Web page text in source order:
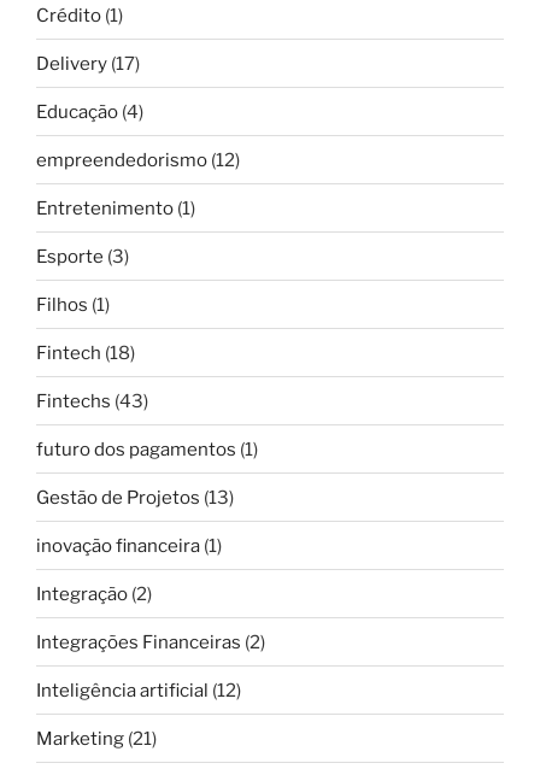
Crédito (1)
Delivery (17)
Educação (4)
empreendedorismo (12)
Entretenimento (1)
Esporte (3)
Filhos (1)
Fintech (18)
Fintechs (43)
futuro dos pagamentos (1)
Gestão de Projetos (13)
inovação financeira (1)
Integração (2)
Integrações Financeiras (2)
Inteligência artificial (12)
Marketing (21)